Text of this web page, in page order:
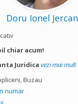
Doru Ionel Jercan
chiar acum!
Juridica vezi mai mult
Buzau
numar